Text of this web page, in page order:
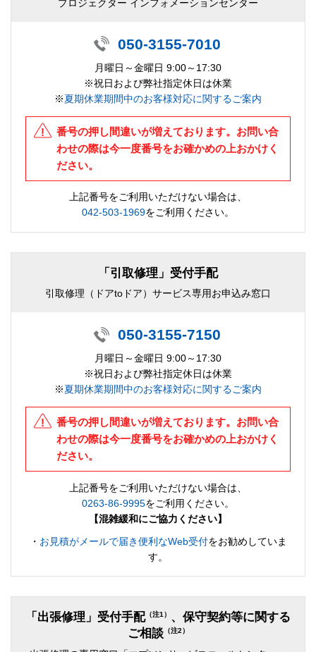
プロジェクター インフォメーションセンター
050-3155-7010
月曜日～金曜日 9:00～17:30
※祝日および弊社指定休日は休業
※夏期休業期間中のお客様対応に関するご案内
番号の押し間違いが増えております。お問い合
わせの際は今一度番号をお確かめの上おかけく
ださい。
上記番号をご利用いただけない場合は、
042-503-1969をご利用ください。
「引取修理」受付手配
引取修理（ドアtoドア）サービス専用お申込み窓口
050-3155-7150
月曜日～金曜日 9:00～17:30
※祝日および弊社指定休日は休業
※夏期休業期間中のお客様対応に関するご案内
番号の押し間違いが増えております。お問い合
わせの際は今一度番号をお確かめの上おかけく
ださい。
上記番号をご利用いただけない場合は、
0263-86-9995をご利用ください。
【混雑緩和にご協力ください】
・ お見積がメールで届き便利なWeb受付をお勧めしていま
す。
「出張修理」受付手配 （注1） 、保守契約等に関する
ご相談（注2）